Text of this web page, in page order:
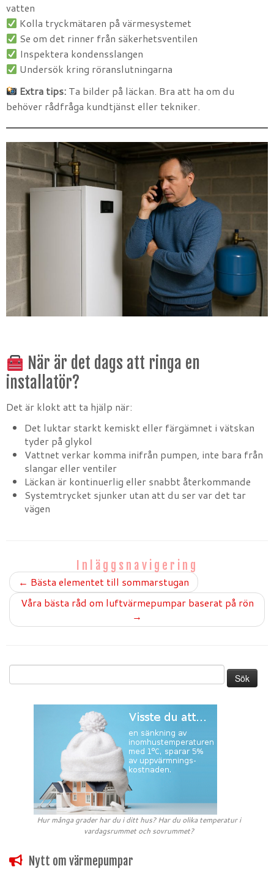
vatten
Kolla tryckmätaren på värmesystemet
Se om det rinner från säkerhetsventilen
Inspektera kondensslangen
Undersök kring röranslutningarna
Extra tips: Ta bilder på läckan. Bra att ha om du
behöver rådfråga kundtjänst eller tekniker.
När är det dags att ringa en
installatör?
Det är klokt att ta hjälp när:
Det luktar starkt kemiskt eller färgämnet i vätskan
tyder på glykol
Vattnet verkar komma inifrån pumpen, inte bara från
slangar eller ventiler
Läckan är kontinuerlig eller snabbt återkommande
Systemtrycket sjunker utan att du ser var det tar
vägen
Inläggsnavigering
← Bästa elementet till sommarstugan
Våra bästa råd om luftvärmepumpar baserat på rön
→
efter:
Hur många grader har du i ditt hus? Har du olika temperatur i
vardagsrummet och sovrummet?
Nytt om värmepumpar